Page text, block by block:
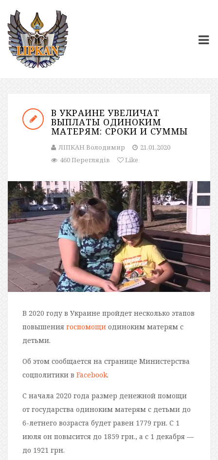
В УКРАИНЕ УВЕЛИЧАТ
ВЫПЛАТЫ ОДИНОКИМ
МАТЕРЯМ: СРОКИ И СУММЫ
ЛІПКАН Володимир
21.01.2020
460 Переглядів
Like
В 2020 году в Украине пройдет несколько этапов
повышения госпомощи одиноким матерям с
детьми.
Об этом сообщается на странице Министерства
соцполитики в Facebook.
С начала 2020 года размер денежной помощи
от государства одиноким матерям с детьми до
6-летнего возраста будет равен 1779 грн. С 1
июля он повысится до 1859 грн., а с 1 декабря —
до 1921 грн.